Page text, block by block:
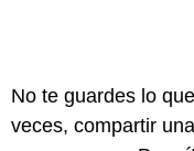
No te guardes lo
veces, compartir